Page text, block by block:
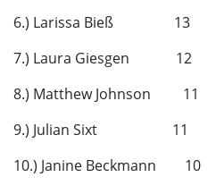
6.) Larissa Bieß 13
7.) Laura Giesgen 12
8.) Matthew Johnson 11
9.) Julian Sixt 11
10.) Janine Beckmann 10